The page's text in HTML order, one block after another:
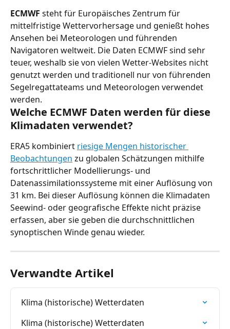
ECMWF steht für Europäisches Zentrum für
mittelfristige Wettervorhersage und genießt hohes
Ansehen bei Meteorologen und führenden
Navigatoren weltweit. Die Daten ECMWF sind sehr
teuer, weshalb sie von vielen Wetter-Websites nicht
genutzt werden und traditionell nur von führenden
Segelregattateams und Meteorologen verwendet
werden.
Welche ECMWF Daten werden für diese
Klimadaten verwendet?
ERA5 kombiniert riesige Mengen historischer
Beobachtungen zu globalen Schätzungen mithilfe
fortschrittlicher Modellierungs- und
Datenassimilationssysteme mit einer Auflösung von
31 km. Bei dieser Auflösung können die Klimadaten
Seewind- oder geografische Effekte nicht präzise
erfassen, aber sie geben die durchschnittlichen
synoptischen Winde genau wieder.
Verwandte Artikel
Klima (historische) Wetterdaten
Klima (historische) Wetterdaten